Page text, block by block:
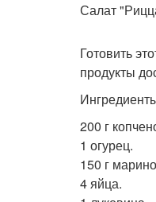
Салат
Готовить
продукты
200 г
1 огурец.
150 г
4 яйца.